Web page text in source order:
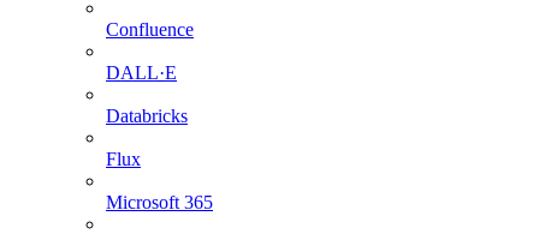
Confluence
DALL·E
Databricks
Flux
Microsoft 365